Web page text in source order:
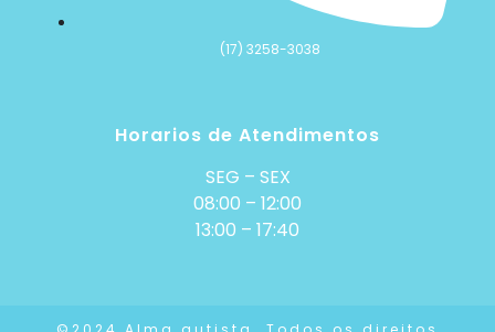
(17) 3258-3038
Horarios de Atendimentos
SEG – SEX
08:00 – 12:00
13:00 – 17:40